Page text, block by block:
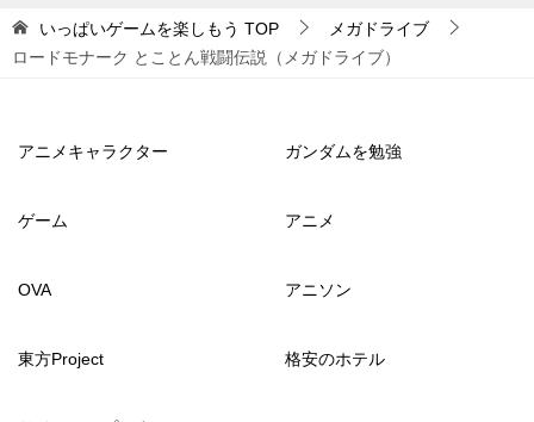
いっぱいゲームを楽しもう TOP
メガドライブ
ロードモナーク とことん戦闘伝説（メガドライブ）
アニメキャラクター ガンダムを勉強
ゲーム アニメ
OVA アニソン
東方Project 格安のホテル